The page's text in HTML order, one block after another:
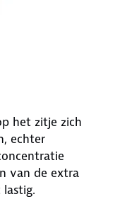
het zitje zich
echter
van de extra
lastig.